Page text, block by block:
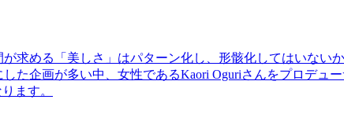
求める「美しさ」はパターン化し、形骸化してはいない
た企画が多い中、女性であるKaori Oguriさんをプロデュ
ます。